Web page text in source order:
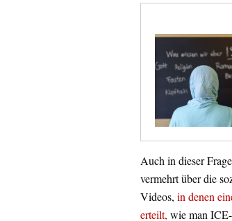
Auch in dieser
vermehrt über die
Videos, in denen
erteilt, wie man